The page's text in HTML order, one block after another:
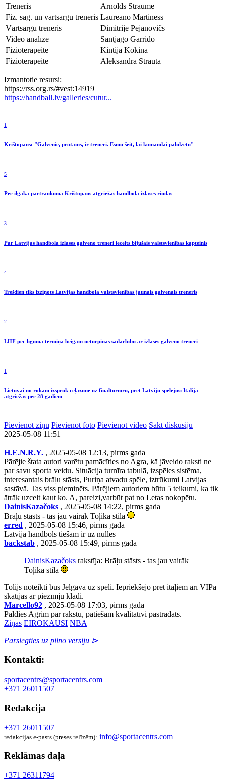
Treneris
Arnolds Straume
Fiz. sag. un vārtsargu treneris Laureano Martiness
Vārtsargu treneris
Dimitrije Pejanovičs
Video analīze
Santjago Garrido
Fizioterapeite
Kintija Kokina
Fizioterapeite
Aleksandra Strauta
Izmantotie resursi:
https://rss.org.rs/#vest:14919
https://handball.lv/galleries/cutur...
1
Krištopāns: "Galvenie, protams, ir treneri. Esmu šeit, lai komandai palīdzētu"
5
Pēc ilgāka pārtraukuma Krištopāns atgriežas handbola izlases rindās
3
Par Latvijas handbola izlases galveno treneri iecelts bijušais valstsvienības kapteinis
4
Trešdien tiks izziņots Latvijas handbola valstsvienības jaunais galvenais treneris
2
LHF pēc līguma termiņa beigām neturpinās sadarbību ar izlases galveno treneri
1
Lietuvai no rokām izsprūk ceļazīme uz finālturnīru, pret Latviju spēlējusī Itālija
atgriežas pēc 28 gadiem
Pievienot ziņu Pievienot foto Pievienot video Sākt diskusiju
2025-05-08 11:51
H.E.N.R.Y. , 2025-05-08 12:13, pirms gada
Pārējie štata autori varētu pamācīties no Agra, kā jāveido raksti ne
par savu sporta veidu. Situācija turnīra tabulā, izspēles sistēma,
interesantais brāļu stāsts, Puriņa atvadu spēle, iztrūkumi Latvijas
sastāvā. Tas viss pieminēts. Pārējiem autoriem būtu 5 teikumi, ka tik
ātrāk uzcelt kaut ko. A, pareizi,varbūt pat no Letas nokopētu.
DainisKazačoks , 2025-05-08 14:22, pirms gada
Brāļu stāsts - tas jau vairāk Toļika stilā
erred , 2025-05-08 15:46, pirms gada
Latvijā handbols tiešām ir uz nulles
backstab , 2025-05-08 15:49, pirms gada
DainisKazačoks rakstīja: Brāļu stāsts - tas jau vairāk
Toļika stilā
Tolijs noteikti būs Jelgavā uz spēli. Iepriekšējo pret itāļiem arī VIPā
skatījās ar piezīmju kladi.
Marcello92 , 2025-05-08 17:03, pirms gada
Paldies Agrim par rakstu, patiešām kvalitatīvi pastrādāts.
Ziņas EIROKAUSI NBA
Pārslēgties uz pilno versiju ⊳
Kontakti:
sportacentrs@sportacentrs.com
+371 26011507
Redakcija
+371 26011507
redakcijas e-pasts (preses relīzēm): info@sportacentrs.com
Reklāmas daļa
+371 26311794